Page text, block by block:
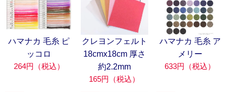
ハマナカ 毛糸 ピ
ッコロ
264円（税込）
クレヨンフェルト
18cmx18cm 厚さ
約2.2mm
165円（税込）
ハマナカ 毛糸 ア
メリー
633円（税込）